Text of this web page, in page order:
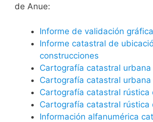
de Anue:
Informe de validación gráfica
Informe catastral de
construcciones
Cartografía catastral urbana
Cartografía catastral
Cartografía catastral rústica
Cartografía catastral rústica
Información alfanumérica